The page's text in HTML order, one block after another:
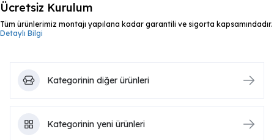
Ücretsiz Kurulum
Tüm ürünlerimiz montajı yapılana kadar garantili ve sigorta kapsamındadır.
Detaylı Bilgi
Kategorinin diğer ürünleri
Kategorinin yeni ürünleri